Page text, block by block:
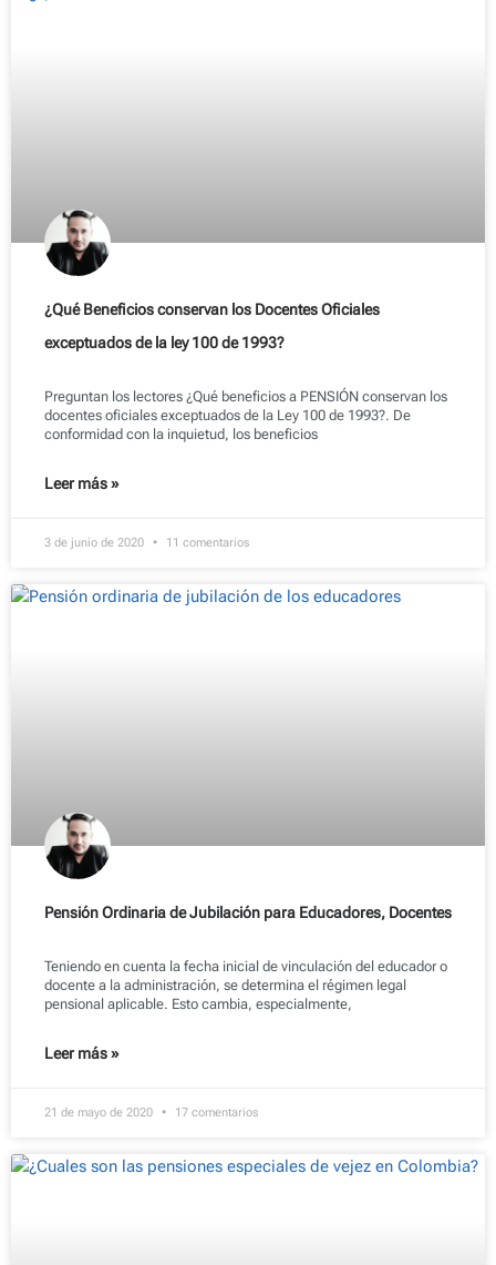
¿Qué Beneficios conservan los Docentes Oficiales
exceptuados de la ley 100 de 1993?
Preguntan los lectores ¿Qué beneficios a PENSIÓN conservan los
docentes oficiales exceptuados de la Ley 100 de 1993?. De
conformidad con la inquietud, los beneficios
Leer más »
3 de junio de 2020 11 comentarios
Pensión Ordinaria de Jubilación para Educadores, Docentes
Teniendo en cuenta la fecha inicial de vinculación del educador o
docente a la administración, se determina el régimen legal
pensional aplicable. Esto cambia, especialmente,
Leer más »
21 de mayo de 2020 17 comentarios